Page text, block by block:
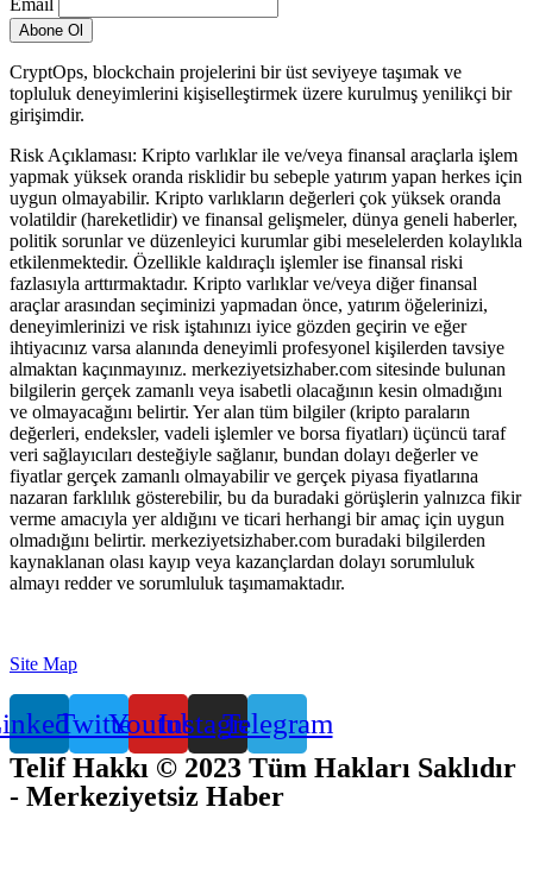
CryptOps, blockchain projelerini bir üst seviyeye taşımak ve
topluluk deneyimlerini kişiselleştirmek üzere kurulmuş yenilikçi bir
girişimdir.
Risk Açıklaması: Kripto varlıklar ile ve/veya finansal araçlarla işlem
yapmak yüksek oranda risklidir bu sebeple yatırım yapan herkes için
uygun olmayabilir. Kripto varlıkların değerleri çok yüksek oranda
volatildir (hareketlidir) ve finansal gelişmeler, dünya geneli haberler,
politik sorunlar ve düzenleyici kurumlar gibi meselelerden kolaylıkla
etkilenmektedir. Özellikle kaldıraçlı işlemler ise finansal riski
fazlasıyla arttırmaktadır. Kripto varlıklar ve/veya diğer finansal
araçlar arasından seçiminizi yapmadan önce, yatırım öğelerinizi,
deneyimlerinizi ve risk iştahınızı iyice gözden geçirin ve eğer
ihtiyacınız varsa alanında deneyimli profesyonel kişilerden tavsiye
almaktan kaçınmayınız. merkeziyetsizhaber.com sitesinde bulunan
bilgilerin gerçek zamanlı veya isabetli olacağının kesin olmadığını
ve olmayacağını belirtir. Yer alan tüm bilgiler (kripto paraların
değerleri, endeksler, vadeli işlemler ve borsa fiyatları) üçüncü taraf
veri sağlayıcıları desteğiyle sağlanır, bundan dolayı değerler ve
fiyatlar gerçek zamanlı olmayabilir ve gerçek piyasa fiyatlarına
nazaran farklılık gösterebilir, bu da buradaki görüşlerin yalnızca fikir
verme amacıyla yer aldığını ve ticari herhangi bir amaç için uygun
olmadığını belirtir. merkeziyetsizhaber.com buradaki bilgilerden
kaynaklanan olası kayıp veya kazançlardan dolayı sorumluluk
almayı redder ve sorumluluk taşımamaktadır.
Site Map
TwitterYoutubeInstagramTelegram
Telif Hakkı © 2023 Tüm Hakları Saklıdır
- Merkeziyetsiz Haber